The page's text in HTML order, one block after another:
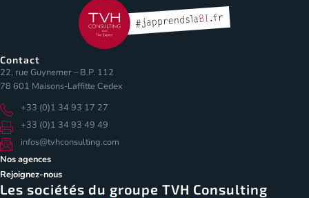
Contact
22, rue Guynemer – B.P. 112
78 601 Maisons-Laffitte Cedex
+33 (0)1 34 93 17 27
+33 (0)1 34 93 49 49
infos@tvhconsulting.com
Nos agences
Rejoignez-nous
Les sociétés du groupe TVH Consulting